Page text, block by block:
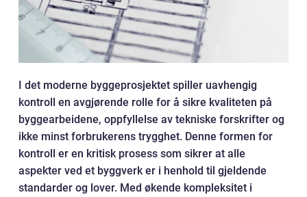
I det moderne byggeprosjektet spiller uavhengig
kontroll en avgjørende rolle for å sikre kvaliteten på
byggearbeidene, oppfyllelse av tekniske forskrifter og
ikke minst forbrukerens trygghet. Denne formen for
kontroll er en kritisk prosess som sikrer at alle
aspekter ved et byggverk er i henhold til gjeldende
standarder og lover. Med økende kompleksitet i